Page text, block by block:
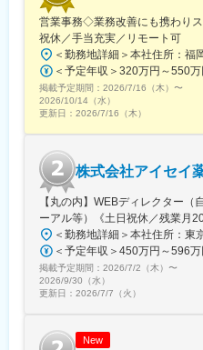
営業事務◇業務改善にも携わり
祝休／手当充実／リモート可
掲載予定期間： 2026/7/16（木） 〜
2026/10/14（水）
更新日： 2026/7/16（木）
株式会社アイセイ
【丸の内】WEBディレクター
ーアル等）《土日祝休／残業月
掲載予定期間： 2026/7/2（木） 〜
2026/9/30（水）
更新日： 2026/7/7（火）
New